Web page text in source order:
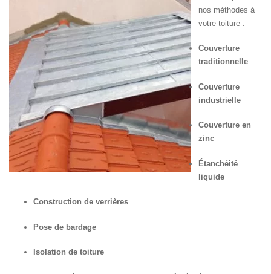
nos méthodes à
votre toiture :
Couverture
traditionnelle
Couverture
industrielle
Couverture en
zinc
Étanchéité
liquide
Construction de verrières
Pose de bardage
Isolation de toiture